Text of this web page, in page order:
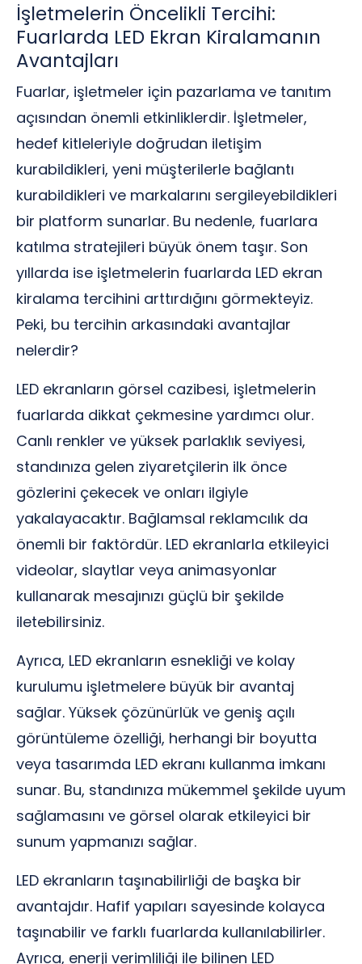
İşletmelerin Öncelikli Tercihi:
Fuarlarda LED Ekran Kiralamanın
Avantajları
Fuarlar, işletmeler için pazarlama ve tanıtım
açısından önemli etkinliklerdir. İşletmeler,
hedef kitleleriyle doğrudan iletişim
kurabildikleri, yeni müşterilerle bağlantı
kurabildikleri ve markalarını sergileyebildikleri
bir platform sunarlar. Bu nedenle, fuarlara
katılma stratejileri büyük önem taşır. Son
yıllarda ise işletmelerin fuarlarda LED ekran
kiralama tercihini arttırdığını görmekteyiz.
Peki, bu tercihin arkasındaki avantajlar
nelerdir?
LED ekranların görsel cazibesi, işletmelerin
fuarlarda dikkat çekmesine yardımcı olur.
Canlı renkler ve yüksek parlaklık seviyesi,
standınıza gelen ziyaretçilerin ilk önce
gözlerini çekecek ve onları ilgiyle
yakalayacaktır. Bağlamsal reklamcılık da
önemli bir faktördür. LED ekranlarla etkileyici
videolar, slaytlar veya animasyonlar
kullanarak mesajınızı güçlü bir şekilde
iletebilirsiniz.
Ayrıca, LED ekranların esnekliği ve kolay
kurulumu işletmelere büyük bir avantaj
sağlar. Yüksek çözünürlük ve geniş açılı
görüntüleme özelliği, herhangi bir boyutta
veya tasarımda LED ekranı kullanma imkanı
sunar. Bu, standınıza mükemmel şekilde uyum
sağlamasını ve görsel olarak etkileyici bir
sunum yapmanızı sağlar.
LED ekranların taşınabilirliği de başka bir
avantajdır. Hafif yapıları sayesinde kolayca
taşınabilir ve farklı fuarlarda kullanılabilirler.
Ayrıca, enerji verimliliği ile bilinen LED